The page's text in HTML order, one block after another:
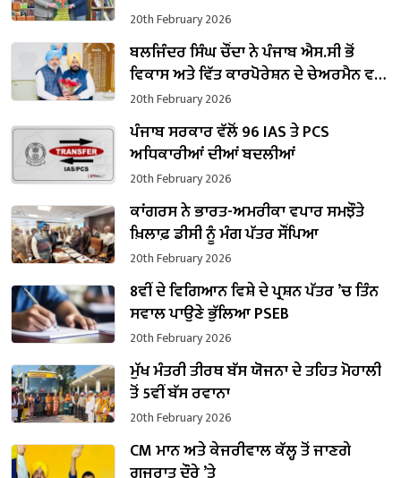
20th February 2026
ਬਲਜਿੰਦਰ ਸਿੰਘ ਚੌਂਦਾ ਨੇ ਪੰਜਾਬ ਐਸ.ਸੀ ਭੋਂ
ਵਿਕਾਸ ਅਤੇ ਵਿੱਤ ਕਾਰਪੋਰੇਸ਼ਨ ਦੇ ਚੇਅਰਮੈਨ ਵਜੋਂ
ਸੰਭਾਲਿਆ ਕਾਰਜਭਾਰ
20th February 2026
ਪੰਜਾਬ ਸਰਕਾਰ ਵੱਲੋਂ 96 IAS ਤੇ PCS
ਅਧਿਕਾਰੀਆਂ ਦੀਆਂ ਬਦਲੀਆਂ
20th February 2026
ਕਾਂਗਰਸ ਨੇ ਭਾਰਤ-ਅਮਰੀਕਾ ਵਪਾਰ ਸਮਝੌਤੇ
ਖ਼ਿਲਾਫ਼ ਡੀਸੀ ਨੂੰ ਮੰਗ ਪੱਤਰ ਸੌਂਪਿਆ
20th February 2026
8ਵੀਂ ਦੇ ਵਿਗਿਆਨ ਵਿਸ਼ੇ ਦੇ ਪ੍ਰਸ਼ਨ ਪੱਤਰ ’ਚ ਤਿੰਨ
ਸਵਾਲ ਪਾਉਣੇ ਭੁੱਲਿਆ PSEB
20th February 2026
ਮੁੱਖ ਮੰਤਰੀ ਤੀਰਥ ਬੱਸ ਯੋਜਨਾ ਦੇ ਤਹਿਤ ਮੋਹਾਲੀ
ਤੋਂ 5ਵੀਂ ਬੱਸ ਰਵਾਨਾ
20th February 2026
CM ਮਾਨ ਅਤੇ ਕੇਜਰੀਵਾਲ ਕੱਲ੍ਹ ਤੋਂ ਜਾਣਗੇ